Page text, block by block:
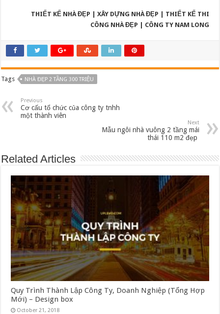
THIẾT KẾ NHÀ ĐẸP | XÂY DỰNG NHÀ ĐẸP | THIẾT KẾ THI
CÔNG NHÀ ĐẸP | CÔNG TY NAM LONG
Tags NHÀ ĐẸP 2 TẦNG 300 TRIỆU
Previous
Cơ cấu tổ chức của công ty tnhh
một thành viên
Next
Mẫu ngôi nhà vuông 2 tầng mái
thái 110 m2 đẹp
Related Articles
Quy Trình Thành Lập Công Ty, Doanh Nghiệp (Tổng Hợp
Mới) – Design box
October 21, 2018